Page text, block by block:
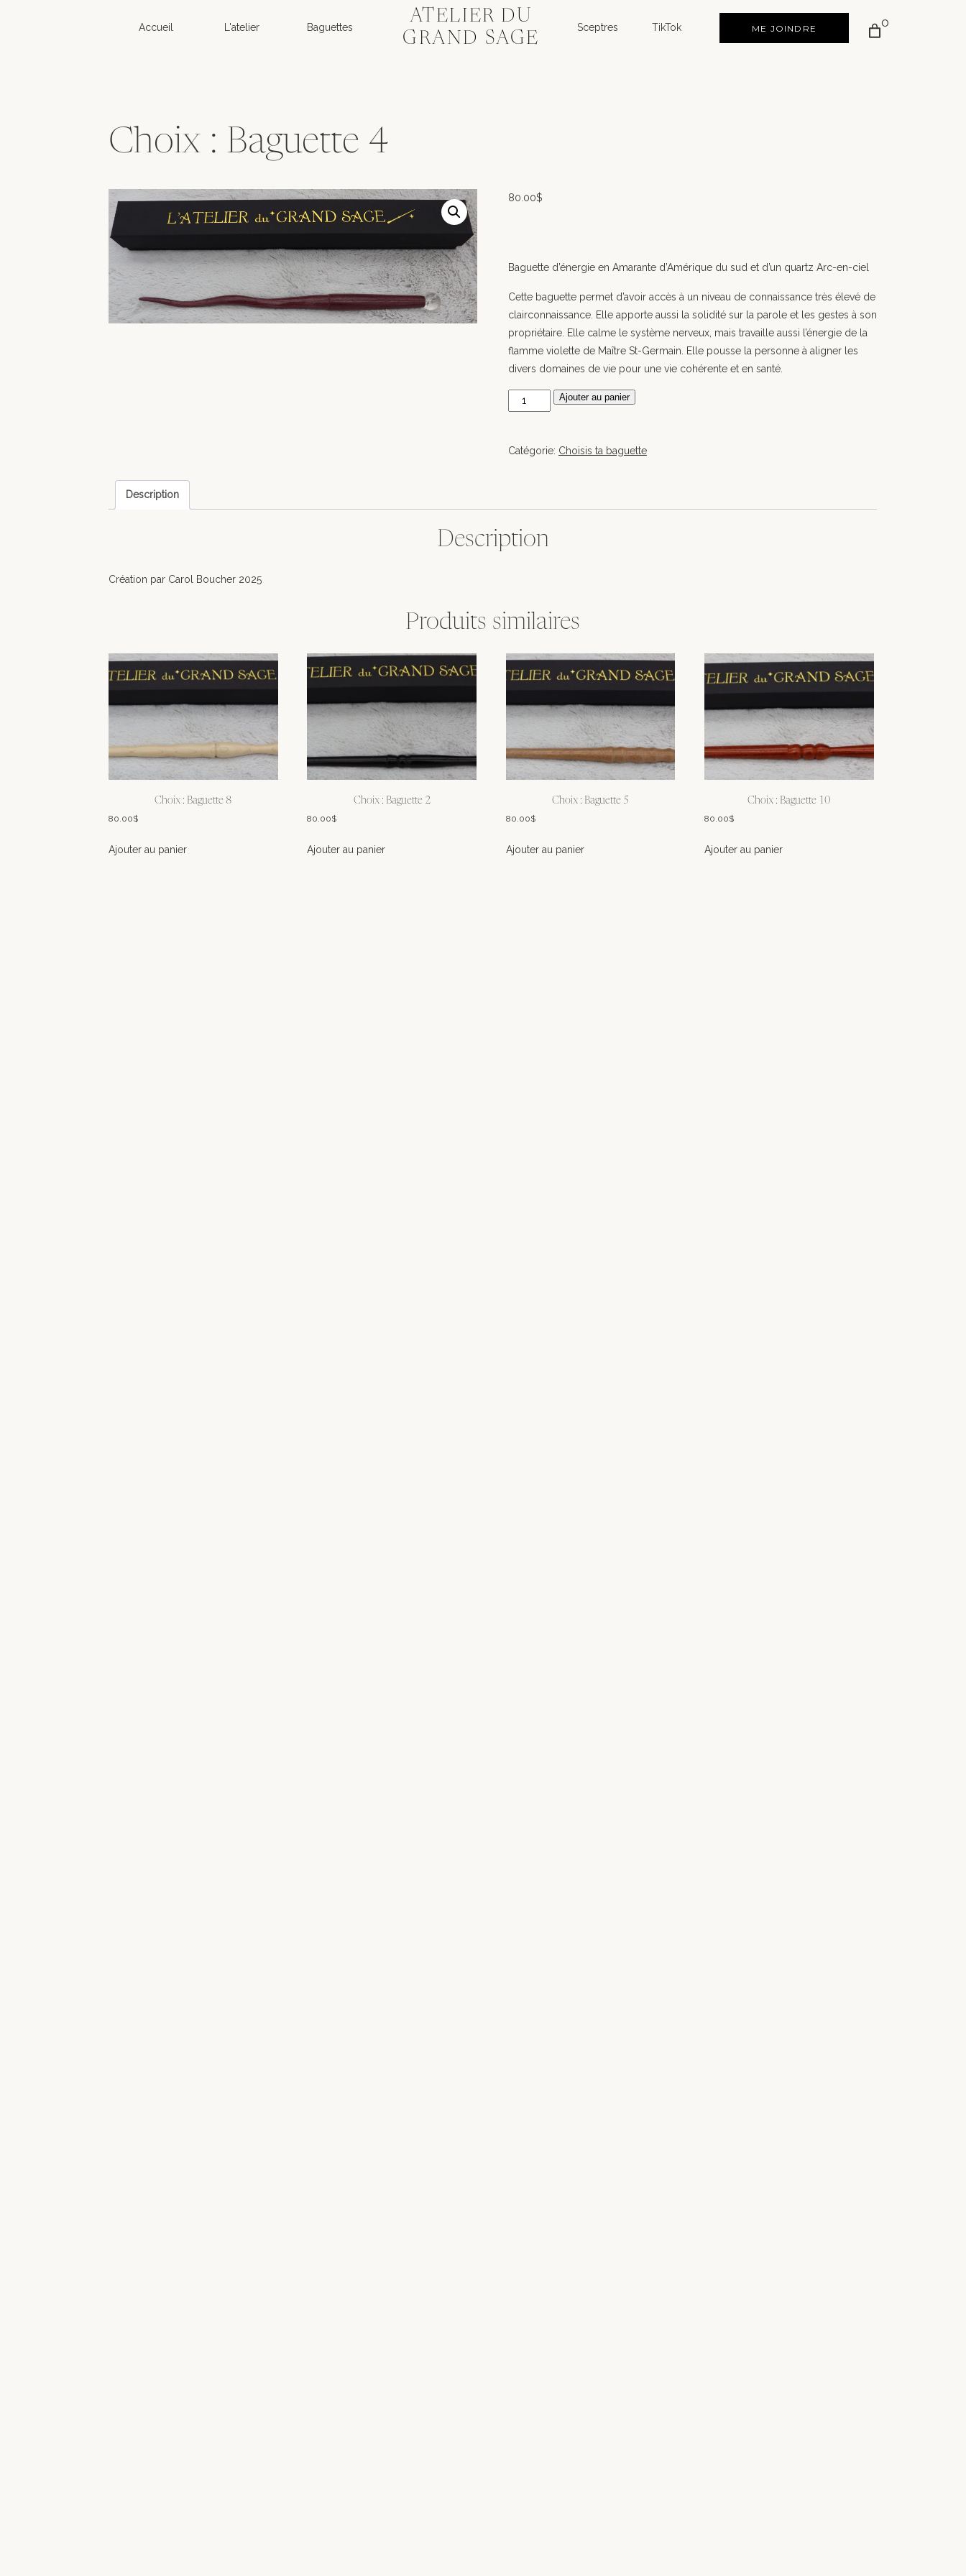
Accueil
ATELIER DU
GRAND SAGE
L'atelier Baguettes Sceptres TikTok ME JOINDRE 0
80.00$
Baguette d’énergie en Amarante d’Amérique du sud et d’un quartz Arc-en-ciel
Cette baguette permet d’avoir accès à un niveau de connaissance très élevé de
clairconnaissance. Elle apporte aussi la solidité sur la parole et les gestes à son
propriétaire. Elle calme le système nerveux, mais travaille aussi l’énergie de la
flamme violette de Maître St-Germain. Elle pousse la personne à aligner les
divers domaines de vie pour une vie cohérente et en santé.
quantité
de
:
Ajouter au panier
Catégorie: Choisis ta baguette
Description
Description
Création par Carol Boucher 2025
Produits similaires
Choix : Baguette 8
80.00$
Ajouter au panier
Choix : Baguette 2
80.00$
Ajouter au panier
Choix : Baguette 5
80.00$
Ajouter au panier
Choix : Baguette 10
80.00$
Ajouter au panier
Choix : Baguette 4